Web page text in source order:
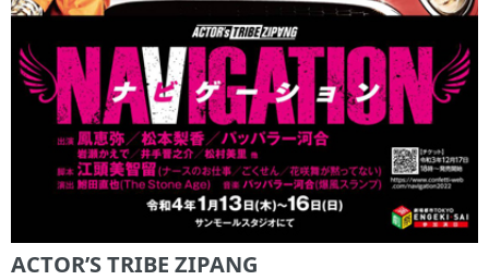
ACTOR’S TRIBE ZIPANG